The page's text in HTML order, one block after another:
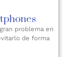
problema en
de forma